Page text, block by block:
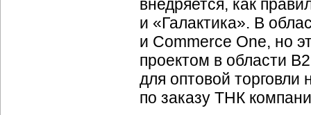
внедряется, как
и «Галактика». В
и Commerce One, но
проектом в области
для оптовой торговли
по заказу ТНК